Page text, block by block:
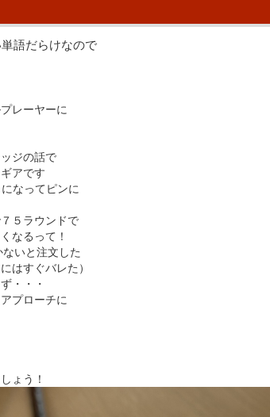
語だらけなので
レーヤーに
ジの話で
アです
なってピンに
５ラウンドで
なるって！
いと注文した
はすぐバレた）
・・・
プローチに
ょう！